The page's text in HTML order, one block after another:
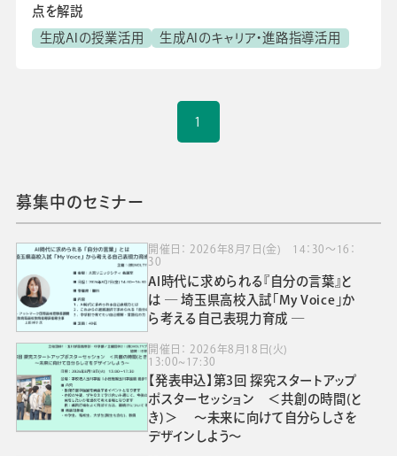
点を解説
生成AIの授業活用 生成AIのキャリア・進路指導活用
1
募集中のセミナー
開催日： 2026年8月7日(金) 14：30～16：
30
AI時代に求められる『自分の言葉』と
は ― 埼玉県高校入試「My Voice」か
ら考える自己表現力育成 ―
開催日： 2026年8月18日(火)
13:00~17:30
【発表申込】第3回 探究スタートアップ
ポスターセッション ＜共創の時間(と
き)＞ ～未来に向けて自分らしさを
デザインしよう～